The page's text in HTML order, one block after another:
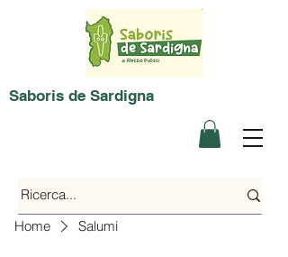
Saboris de Sardigna
Home Salumi